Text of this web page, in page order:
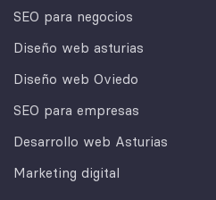
SEO para negocios
Diseño web asturias
Diseño web Oviedo
SEO para empresas
Desarrollo web Asturias
Marketing digital